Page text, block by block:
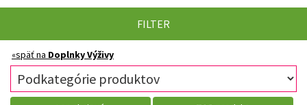
FILTER
«späť na Doplnky Výživy